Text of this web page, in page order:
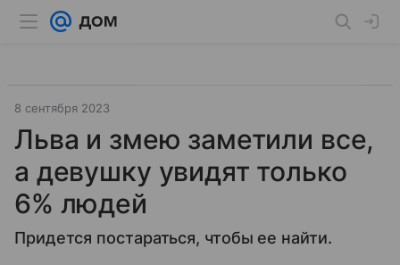
8 сентября 2023
Льва и змею заметили все,
а девушку увидят только
6% людей
Придется постараться, чтобы ее найти.